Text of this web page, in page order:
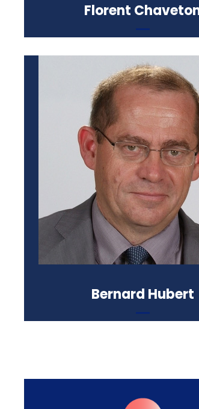
Florent
Bernard Hubert
Doyen émérite de la
philosophie de l’Institut
de Toulouse
Formation :
Doctorat en philosophie
catholique de